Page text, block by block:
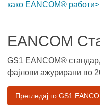
како EANCOM® работи>
EANCOM
GS1 EANCOM®
фајлови ажурирани во
Прегледај го GS1